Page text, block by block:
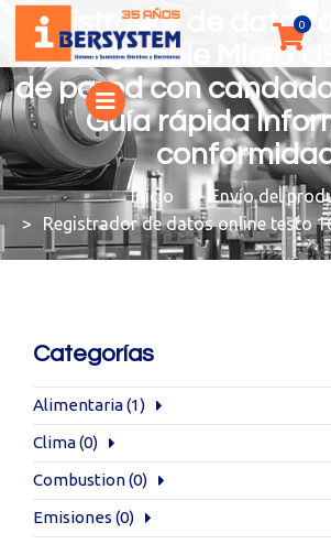
Registrador de datos
162 IAQ Cable Micro
de pared con
Guía rápida
You are here:
Envío del
Registrador de datos online testo
Categorías
Alimentaria(1)
Clima(0)
Combustion(0)
Emisiones (0)